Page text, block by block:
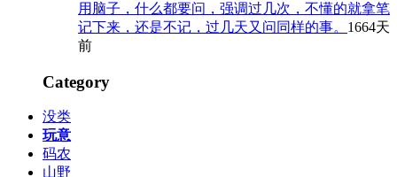
用脑子，什么都要问，强调过几次，不懂的就拿笔
记下来，还是不记，过几天又问同样的事。 1664天
前
Category
没类
玩意
码农
山野